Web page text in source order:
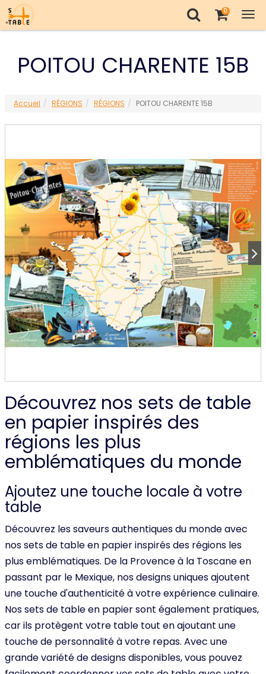
0
POITOU CHARENTE 15B
Accueil RÉGIONS RÉGIONS POITOU CHARENTE 15B
Découvrez nos sets de table
en papier inspirés des
régions les plus
emblématiques du monde
Ajoutez une touche locale à votre
table
Découvrez les saveurs authentiques du monde avec
nos sets de table en papier inspirés des régions les
plus emblématiques. De la Provence à la Toscane en
passant par le Mexique, nos designs uniques ajoutent
une touche d'authenticité à votre expérience culinaire.
Nos sets de table en papier sont également pratiques,
car ils protègent votre table tout en ajoutant une
touche de personnalité à votre repas. Avec une
grande variété de designs disponibles, vous pouvez